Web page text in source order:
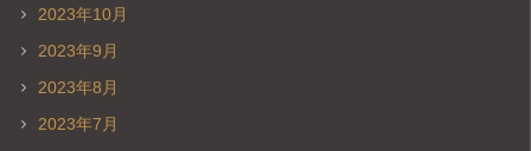
2023年10月
2023年9月
2023年8月
2023年7月